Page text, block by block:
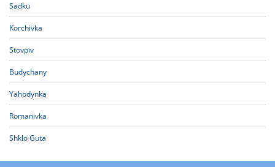
Sadku
Korchivka
Stovpiv
Budychany
Yahodynka
Romanivka
Shklo Guta